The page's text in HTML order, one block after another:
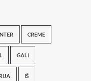
CREME
GALI
IŠ